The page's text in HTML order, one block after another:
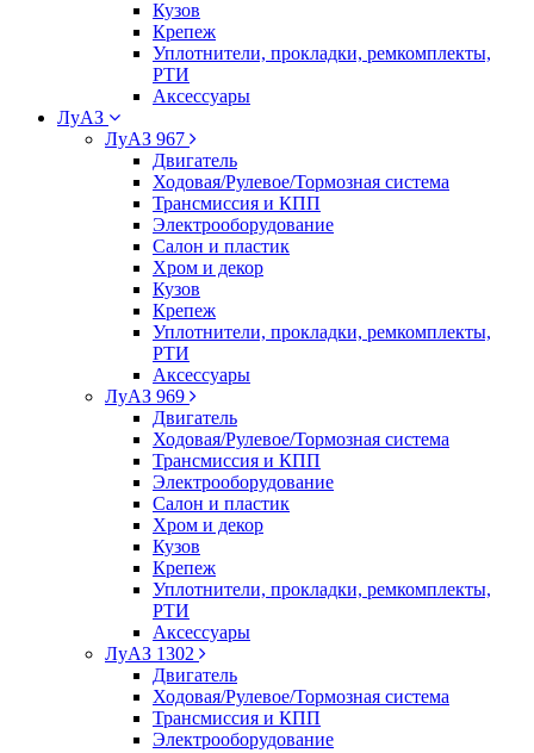
Кузов
Крепеж
Уплотнители, прокладки, ремкомплекты,
РТИ
Аксессуары
ЛуАЗ
ЛуАЗ 967
Двигатель
Ходовая/Рулевое/Тормозная система
Трансмиссия и КПП
Электрооборудование
Салон и пластик
Хром и декор
Кузов
Крепеж
Уплотнители, прокладки, ремкомплекты,
РТИ
Аксессуары
ЛуАЗ 969
Двигатель
Ходовая/Рулевое/Тормозная система
Трансмиссия и КПП
Электрооборудование
Салон и пластик
Хром и декор
Кузов
Крепеж
Уплотнители, прокладки, ремкомплекты,
РТИ
Аксессуары
ЛуАЗ 1302
Двигатель
Ходовая/Рулевое/Тормозная система
Трансмиссия и КПП
Электрооборудование